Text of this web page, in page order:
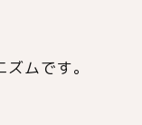
ムです。